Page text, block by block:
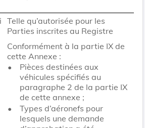
Telle qu’autorisée pour les
Parties inscrites au Registre
Conformément à la partie IX de
cette Annexe :
•
Pièces destinées aux
véhicules spécifiés au
paragraphe 2 de la partie IX
de cette annexe ;
•
Types d’aéronefs pour
lesquels une demande